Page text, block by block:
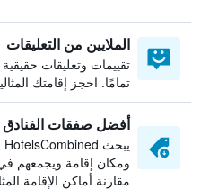
الملايين من التعليقات
تقييمات وتعليقات
تمامًا. احجز إقامتك
أفضل صفقات الفنادق
ومكان إقامة ويجمعهم
مقارنة أماكن الإقامة